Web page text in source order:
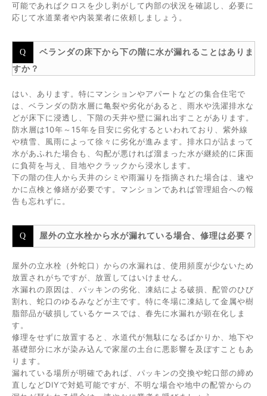
可能であればクロスを少し剥がして内部の状況を確認し、必要に
応じて水道業者や内装業者に依頼しましょう。
ベランダの床下から下の階に水が漏れることはありま
すか？
はい、あります。特にマンションやアパートなどの集合住宅で
は、ベランダの防水層に亀裂や劣化があると、雨水や洗濯排水な
どが床下に浸透し、下階の天井や壁に漏れ出すことがあります。
防水層は10年～15年を目安に劣化するといわれており、紫外線
や積雪、風雨によって徐々に劣化が進みます。排水口が詰まって
水があふれた場合も、勾配が悪ければ溜まった水が継続的に床面
に負荷を与え、目地やクラックから浸水します。
下の階の住人から天井のシミや雨漏りを指摘された場合は、速や
かに点検と修繕が必要です。マンションであれば管理組合への報
告も忘れずに。
屋外の立水栓から水が漏れている場合、修理は必要？
屋外の立水栓（外蛇口）からの水漏れは、使用頻度が少ないため
放置されがちですが、放置してはいけません。
水漏れの原因は、パッキンの劣化、凍結による破損、配管のひび
割れ、蛇口のゆるみなどが主です。特に冬場に凍結して金属や樹
脂部品が破損しているケースでは、春先に水漏れが顕在化しま
す。
修理をせずに放置すると、水道代が無駄になるばかりか、地下や
基礎部分に水が染み込んで家屋の土台に悪影響を及ぼすこともあ
ります。
漏れている場所が明確であれば、パッキンの交換や蛇口部の締め
直しなどDIYで対処可能ですが、不明な場合や地中の配管からの